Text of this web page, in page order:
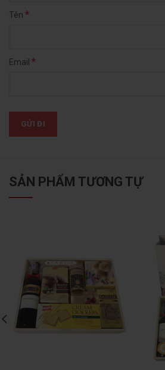
Tên *
Email *
SẢN PHẨM TƯƠNG TỰ